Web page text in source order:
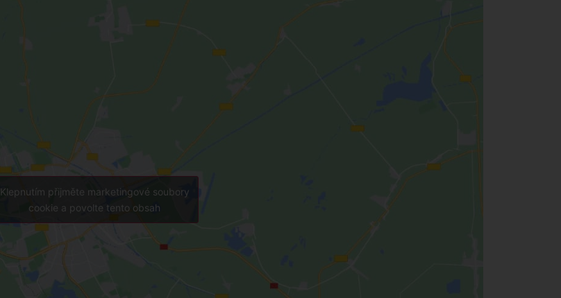
Klepnutím přijměte marketingové soubory
cookie a povolte tento obsah